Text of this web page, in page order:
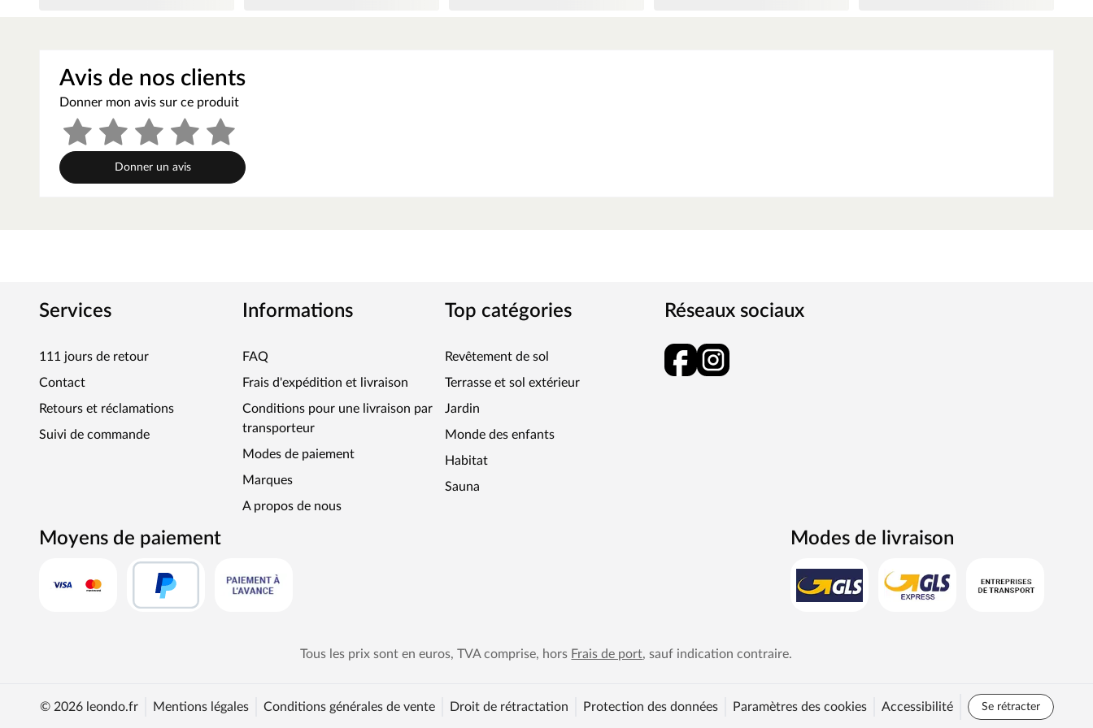
Avis de nos clients
Donner mon avis sur ce produit
Donner un avis
Services
111 jours de retour
Contact
Retours et réclamations
Suivi de commande
Informations
FAQ
Frais d'expédition et livraison
Conditions pour une livraison par
transporteur
Modes de paiement
Marques
A propos de nous
Top catégories
Revêtement de sol
Terrasse et sol extérieur
Jardin
Monde des enfants
Habitat
Sauna
Réseaux sociaux
Moyens de paiement Modes de livraison
Tous les prix sont en euros, TVA comprise, hors Frais de port, sauf indication contraire.
© 2026 leondo.fr Mentions légales Conditions générales de vente Droit de rétractation Protection des données Paramètres des cookies Accessibilité Se rétracter